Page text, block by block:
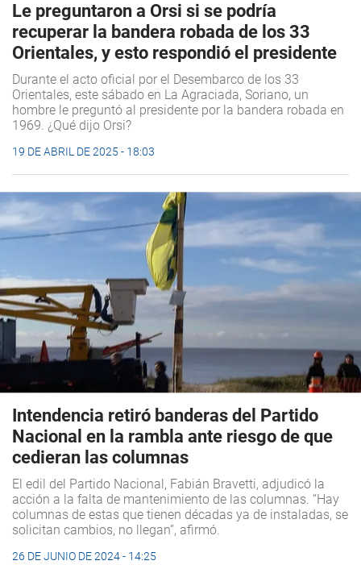
Le preguntaron a Orsi si se podría
recuperar la bandera robada de los 33
Orientales, y esto respondió el presidente
Durante el acto oficial por el Desembarco de los 33
Orientales, este sábado en La Agraciada, Soriano, un
hombre le preguntó al presidente por la bandera robada en
1969. ¿Qué dijo Orsi?
19 DE ABRIL DE 2025 - 18:03
Intendencia retiró banderas del Partido
Nacional en la rambla ante riesgo de que
cedieran las columnas
El edil del Partido Nacional, Fabián Bravetti, adjudicó la
acción a la falta de mantenimiento de las columnas. “Hay
columnas de estas que tienen décadas ya de instaladas, se
solicitan cambios, no llegan”, afirmó.
26 DE JUNIO DE 2024 - 14:25